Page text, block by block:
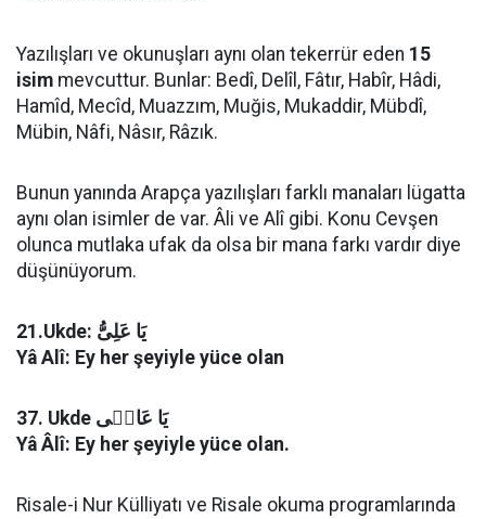
Yazılışları ve okunuşları aynı olan tekerrür eden 15
isim mevcuttur. Bunlar: Bedî, Delîl, Fâtır, Habîr, Hâdi,
Hamîd, Mecîd, Muazzım, Muğis, Mukaddir, Mübdî,
Mübin, Nâfi, Nâsır, Râzık.
Bunun yanında Arapça yazılışları farklı manaları lügatta
aynı olan isimler de var. Âli ve Alî gibi. Konu Cevşen
olunca mutlaka ufak da olsa bir mana farkı vardır diye
düşünüyorum.
21.Ukde: يَا عَلِىُّ
Yâ Alî: Ey her şeyiyle yüce olan
37. Ukde يَا عَالٖى
Yâ Âlî: Ey her şeyiyle yüce olan.
Risale-i Nur Külliyatı ve Risale okuma programlarında